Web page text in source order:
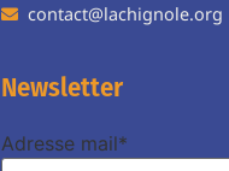
contact@lachignole.org
Newsletter
Adresse mail*